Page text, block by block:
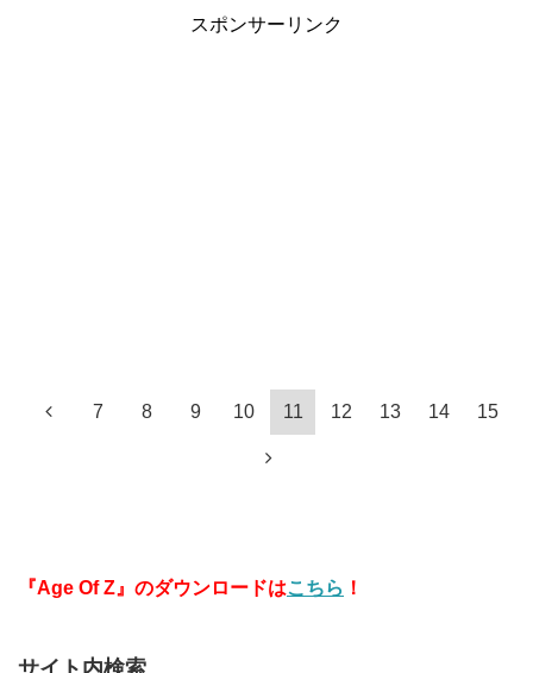
スポンサーリンク
7 8 9 10 11 12 13 14 15
『Age Of Z』のダウンロードはこちら ！
サイト内検索